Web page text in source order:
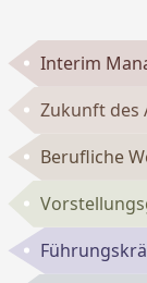
Interim
Zukunft
Berufliche